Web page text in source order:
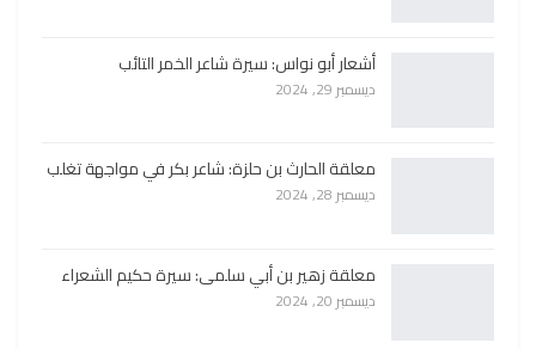
أشعار أبو نواس: سيرة شاعر الخمر التائب
ديسمبر 29, 2024
معلقة الحارث بن حلزة: شاعر بكر في مواجهة تغلب
ديسمبر 28, 2024
معلقة زهير بن أبي سلمى: سيرة حكيم الشعراء
ديسمبر 20, 2024